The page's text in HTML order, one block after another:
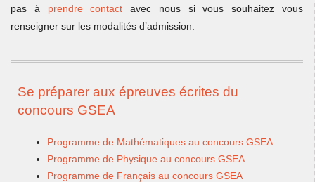
pas à prendre contact avec nous si vous souhaitez vous
renseigner sur les modalités d’admission.
Se préparer aux épreuves écrites du
concours GSEA
Programme de Mathématiques au concours GSEA
Programme de Physique au concours GSEA
Programme de Français au concours GSEA